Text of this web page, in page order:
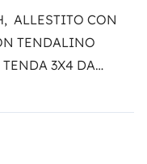
ALLESTITO CON
TENDALINO
3X4 DA